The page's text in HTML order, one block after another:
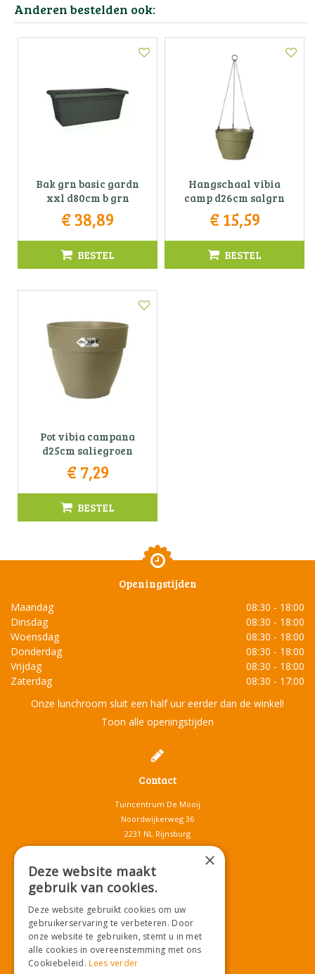
Anderen bestelden ook:
Bak grn basic gardn
xxl d80cm b grn
€38,89
BESTEL
Hangschaal vibia
camp d26cm salgrn
€ 15,59
BESTEL
Pot vibia campana
d25cm saliegroen
€ 7,29
BESTEL
Openingstijden
Maandag
08:30 - 18:00
Dinsdag
08:30 - 18:00
Woensdag
08:30 - 18:00
Donderdag
08:30 - 18:00
Vrijdag
08:30 - 18:00
Zaterdag
08:30 - 17:00
Onze lunchroom sluit een half uur eerder dan de winkel!
Toon alle openingstijden
Contact
Tuincentrum De Mooij
Noordwijkerweg 36
2231 NL Rijnsburg
T.071-4080959
info@tuincentrumdemooij.nl
Download onze App!
×
Deze website maakt
gebruik van cookies.
Deze website gebruikt cookies om uw
gebruikerservaring te verbeteren. Door
onze website te gebruiken, stemt u in met
alle cookies in overeenstemming met ons
Cookiebeleid.Lees verder